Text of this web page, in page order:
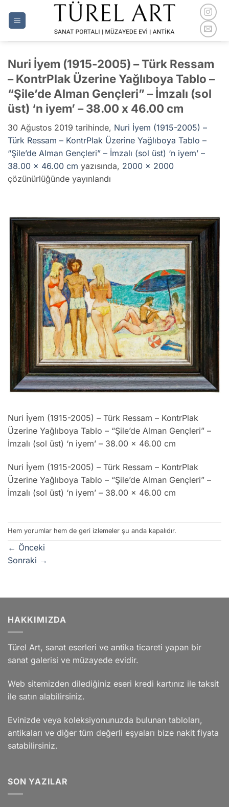
Nuri İyem (1915-2005) – Türk Ressam
– KontrPlak Üzerine Yağlıboya Tablo –
“Şile’de Alman Gençleri” – İmzalı (sol
üst) ‘n iyem’ – 38.00 x 46.00 cm
30 Ağustos 2019 tarihinde, Nuri İyem (1915-2005) –
Türk Ressam – KontrPlak Üzerine Yağlıboya Tablo –
“Şile’de Alman Gençleri” – İmzalı (sol üst) ‘n iyem’ –
38.00 x 46.00 cm yazısında, 2000 × 2000
çözünürlüğünde yayınlandı
Nuri İyem (1915-2005) – Türk Ressam – KontrPlak
Üzerine Yağlıboya Tablo – “Şile’de Alman Gençleri” –
İmzalı (sol üst) ‘n iyem’ – 38.00 x 46.00 cm
Nuri İyem (1915-2005) – Türk Ressam – KontrPlak
Üzerine Yağlıboya Tablo – “Şile’de Alman Gençleri” –
İmzalı (sol üst) ‘n iyem’ – 38.00 x 46.00 cm
Hem yorumlar hem de geri izlemeler şu anda kapalıdır.
← Önceki
Sonraki →
HAKKIMIZDA
Türel Art, sanat eserleri ve antika ticareti yapan bir
sanat galerisi ve müzayede evidir.
Web sitemizden dilediğiniz eseri kredi kartınız ile taksit
ile satın alabilirsiniz.
Evinizde veya koleksiyonunuzda bulunan tabloları,
antikaları ve diğer tüm değerli eşyaları bize nakit fiyata
satabilirsiniz.
SON YAZILAR